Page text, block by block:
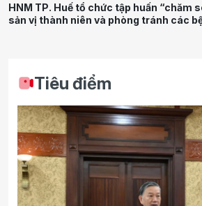
HNM TP. Huế tổ chức tập huấn “chăm
sản vị thành niên và phòng tránh các
Tiêu điểm